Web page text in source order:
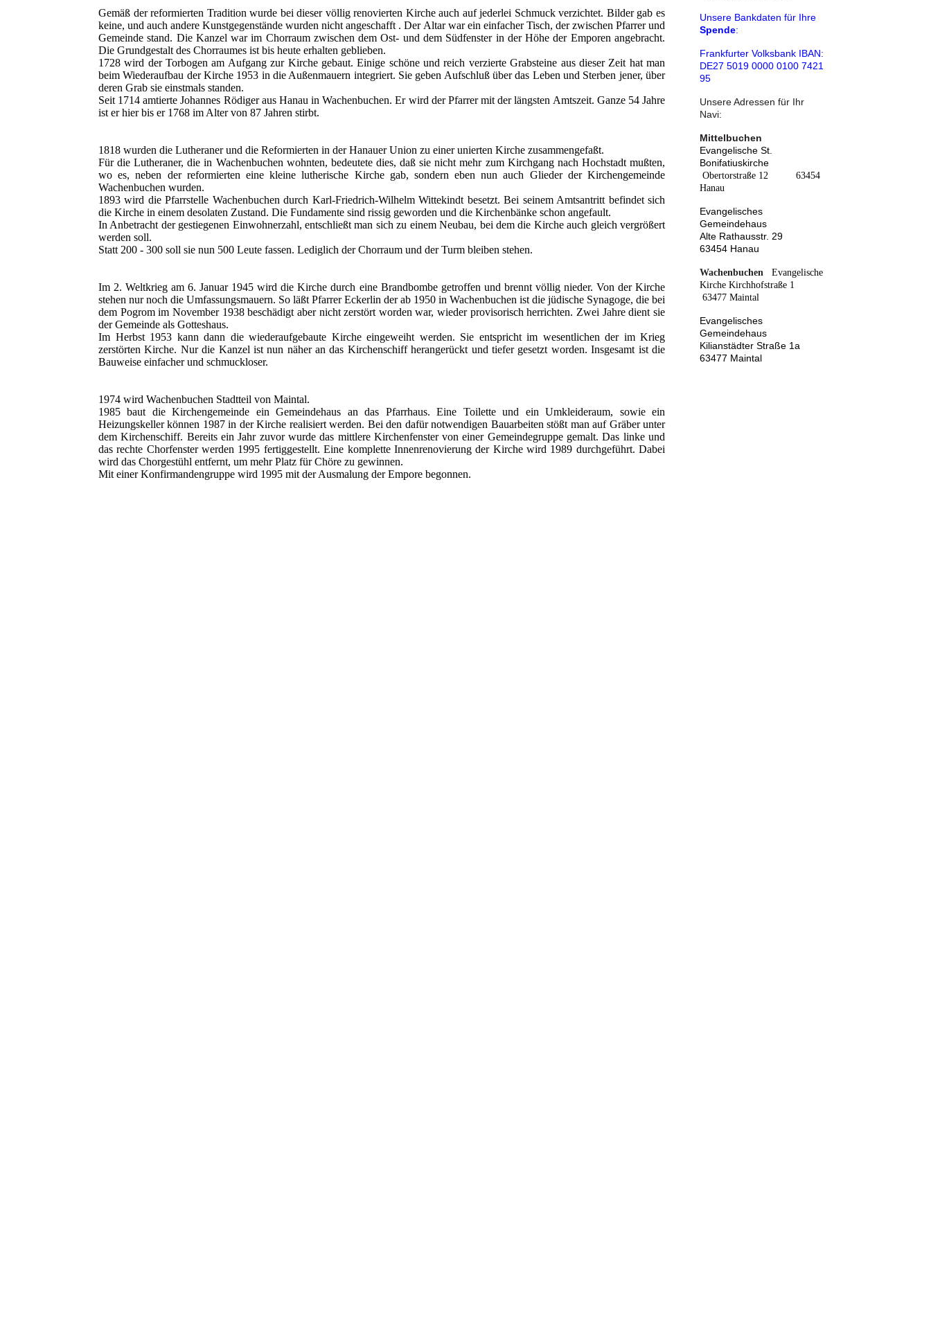
Gemäß der reformierten Tradition wurde bei dieser völlig renovierten Kirche auch auf jederlei Schmuck verzichtet. Bilder gab es
keine, und auch andere Kunstgegenstände wurden nicht angeschafft . Der Altar war ein einfacher Tisch, der zwischen Pfarrer und
Gemeinde stand. Die Kanzel war im Chorraum zwischen dem Ost- und dem Südfenster in der Höhe der Emporen angebracht.
Die Grundgestalt des Chorraumes ist bis heute erhalten geblieben.
1728 wird der Torbogen am Aufgang zur Kirche gebaut. Einige schöne und reich verzierte Grabsteine aus dieser Zeit hat man
beim Wiederaufbau der Kirche 1953 in die Außenmauern integriert. Sie geben Aufschluß über das Leben und Sterben jener, über
deren Grab sie einstmals standen.
Seit 1714 amtierte Johannes Rödiger aus Hanau in Wachenbuchen. Er wird der Pfarrer mit der längsten Amtszeit. Ganze 54 Jahre
ist er hier bis er 1768 im Alter von 87 Jahren stirbt.
1818 wurden die Lutheraner und die Reformierten in der Hanauer Union zu einer unierten Kirche zusammengefaßt.
Für die Lutheraner, die in Wachenbuchen wohnten, bedeutete dies, daß sie nicht mehr zum Kirchgang nach Hochstadt mußten,
wo es, neben der reformierten eine kleine lutherische Kirche gab, sondern eben nun auch Glieder der Kirchengemeinde
Wachenbuchen wurden.
1893 wird die Pfarrstelle Wachenbuchen durch Karl-Friedrich-Wilhelm Wittekindt besetzt. Bei seinem Amtsantritt befindet sich
die Kirche in einem desolaten Zustand. Die Fundamente sind rissig geworden und die Kirchenbänke schon angefault.
In Anbetracht der gestiegenen Einwohnerzahl, entschließt man sich zu einem Neubau, bei dem die Kirche auch gleich vergrößert
werden soll.
Statt 200 - 300 soll sie nun 500 Leute fassen. Lediglich der Chorraum und der Turm bleiben stehen.
Im 2. Weltkrieg am 6. Januar 1945 wird die Kirche durch eine Brandbombe getroffen und brennt völlig nieder. Von der Kirche
stehen nur noch die Umfassungsmauern. So läßt Pfarrer Eckerlin der ab 1950 in Wachenbuchen ist die jüdische Synagoge, die bei
dem Pogrom im November 1938 beschädigt aber nicht zerstört worden war, wieder provisorisch herrichten. Zwei Jahre dient sie
der Gemeinde als Gotteshaus.
Im Herbst 1953 kann dann die wiederaufgebaute Kirche eingeweiht werden. Sie entspricht im wesentlichen der im Krieg
zerstörten Kirche. Nur die Kanzel ist nun näher an das Kirchenschiff herangerückt und tiefer gesetzt worden. Insgesamt ist die
Bauweise einfacher und schmuckloser.
1974 wird Wachenbuchen Stadtteil von Maintal.
1985 baut die Kirchengemeinde ein Gemeindehaus an das Pfarrhaus. Eine Toilette und ein Umkleideraum, sowie ein
Heizungskeller können 1987 in der Kirche realisiert werden. Bei den dafür notwendigen Bauarbeiten stößt man auf Gräber unter
dem Kirchenschiff. Bereits ein Jahr zuvor wurde das mittlere Kirchenfenster von einer Gemeindegruppe gemalt. Das linke und
das rechte Chorfenster werden 1995 fertiggestellt. Eine komplette Innenrenovierung der Kirche wird 1989 durchgeführt. Dabei
wird das Chorgestühl entfernt, um mehr Platz für Chöre zu gewinnen.
Mit einer Konfirmandengruppe wird 1995 mit der Ausmalung der Empore begonnen.
Unsere Bankdaten für Ihre
Spende:
Frankfurter Volksbank IBAN:
DE27 5019 0000 0100 7421
95
Unsere Adressen für Ihr
Navi:
Mittelbuchen
Evangelische St.
Bonifatiuskirche
Obertorstraße 12 63454
Hanau
Evangelisches
Gemeindehaus
Alte Rathausstr. 29
63454 Hanau
Wachenbuchen Evangelische
Kirche Kirchhofstraße 1
63477 Maintal
Evangelisches
Gemeindehaus
Kilianstädter Straße 1a
63477 Maintal